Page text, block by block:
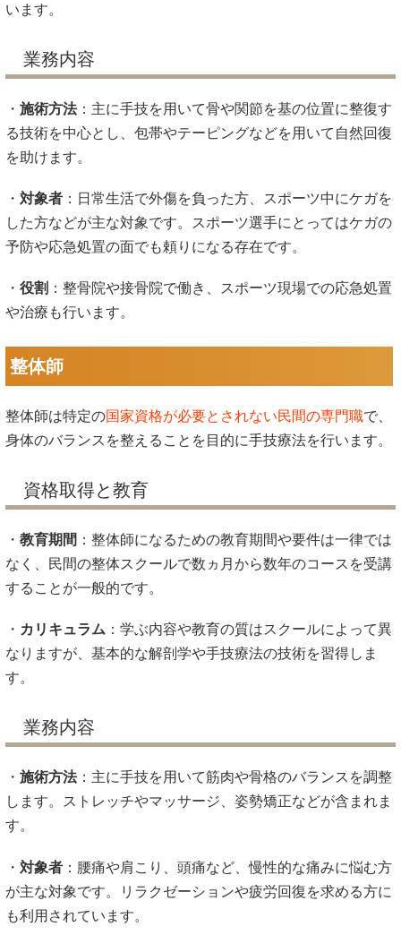
います。
業務内容
・ 施術方法：主に手技を用いて骨や関節を基の位置に整復す
る技術を中心とし、包帯やテーピングなどを用いて自然回復
を助けます。
・ 対象者 ：日常生活で外傷を負った方、スポーツ中にケガを
した方などが主な対象です。スポーツ選手にとってはケガの
予防や応急処置の面でも頼りになる存在です。
・ 役割 ：整骨院や接骨院で働き、スポーツ現場での応急処置
や治療も行います。
整体師
整体師は特定の国家資格が必要とされない民間の専門職で、
身体のバランスを整えることを目的に手技療法を行います。
資格取得と教育
・ 教育期間 ：整体師になるための教育期間や要件は一律では
なく、民間の整体スクールで数ヵ月から数年のコースを受講
することが一般的です。
・ カリキュラム ：学ぶ内容や教育の質はスクールによって異
なりますが、基本的な解剖学や手技療法の技術を習得しま
す。
業務内容
・ 施術方法：主に手技を用いて筋肉や骨格のバランスを調整
します。ストレッチやマッサージ、姿勢矯正などが含まれま
す。
・ 対象者 ：腰痛や肩こり、頭痛など、慢性的な痛みに悩む方
が主な対象です。リラクゼーションや疲労回復を求める方に
も利用されています。